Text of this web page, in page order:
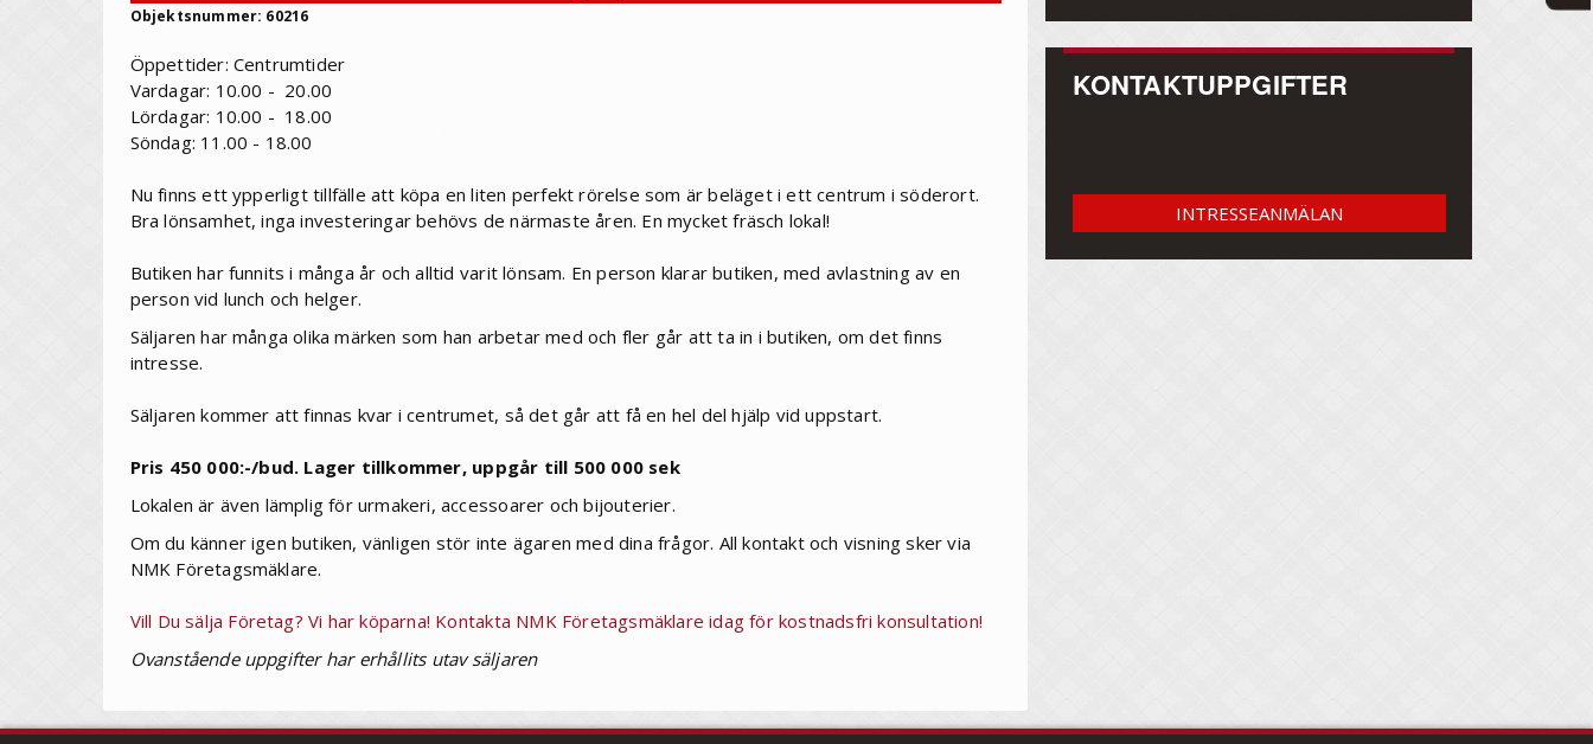
Objektsnummer: 60216
Öppettider: Centrumtider
Vardagar: 10.00 - 20.00
Lördagar: 10.00 - 18.00
Söndag: 11.00 - 18.00
Nu finns ett ypperligt tillfälle att köpa en liten perfekt rörelse som är beläget i ett centrum i söderort.
Bra lönsamhet, inga investeringar behövs de närmaste åren. En mycket fräsch lokal!
Butiken har funnits i många år och alltid varit lönsam. En person klarar butiken, med avlastning av en
person vid lunch och helger.
Säljaren har många olika märken som han arbetar med och fler går att ta in i butiken, om det finns
intresse.
Säljaren kommer att finnas kvar i centrumet, så det går att få en hel del hjälp vid uppstart.
Pris 450 000:-/bud. Lager tillkommer, uppgår till 500 000 sek
Lokalen är även lämplig för urmakeri, accessoarer och bijouterier.
Om du känner igen butiken, vänligen stör inte ägaren med dina frågor. All kontakt och visning sker via
NMK Företagsmäklare.
Vill Du sälja Företag? Vi har köparna! Kontakta NMK Företagsmäklare idag för kostnadsfri konsultation!
Ovanstående uppgifter har erhållits utav säljaren
KONTAKTUPPGIFTER
INTRESSEANMÄLAN